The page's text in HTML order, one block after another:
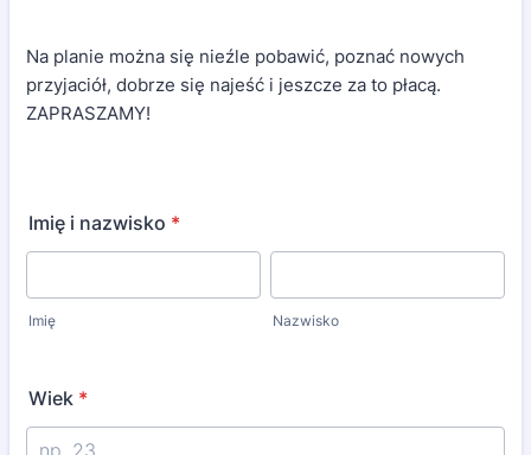
Na planie można się nieźle pobawić, poznać nowych
przyjaciół, dobrze się najeść i jeszcze za to płacą.
ZAPRASZAMY!
Imię i nazwisko *
Imię Nazwisko
Wiek *